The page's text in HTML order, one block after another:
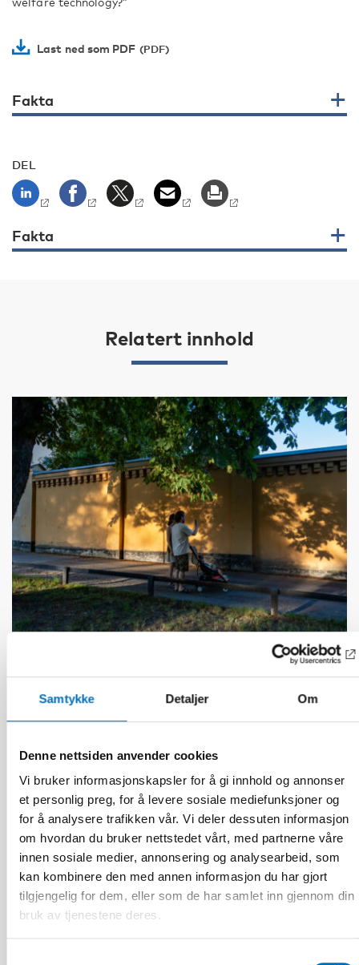
Samtykke Detaljer Om
Denne nettsiden anvender cookies
Vi bruker informasjonskapsler for å gi innhold og annonser
et personlig preg, for å levere sosiale mediefunksjoner og
for å analysere trafikken vår. Vi deler dessuten informasjon
om hvordan du bruker nettstedet vårt, med partnerne våre
innen sosiale medier, annonsering og analysearbeid, som
kan kombinere den med annen informasjon du har gjort
tilgjengelig for dem, eller som de har samlet inn gjennom din
bruk av tjenestene deres.
Last ned som PDF
Fakta
DEL
Fakta
Relatert innhold
10 aug 2026
Digitaliseringen förändrar individ- och
familjeomsorgen i Norden